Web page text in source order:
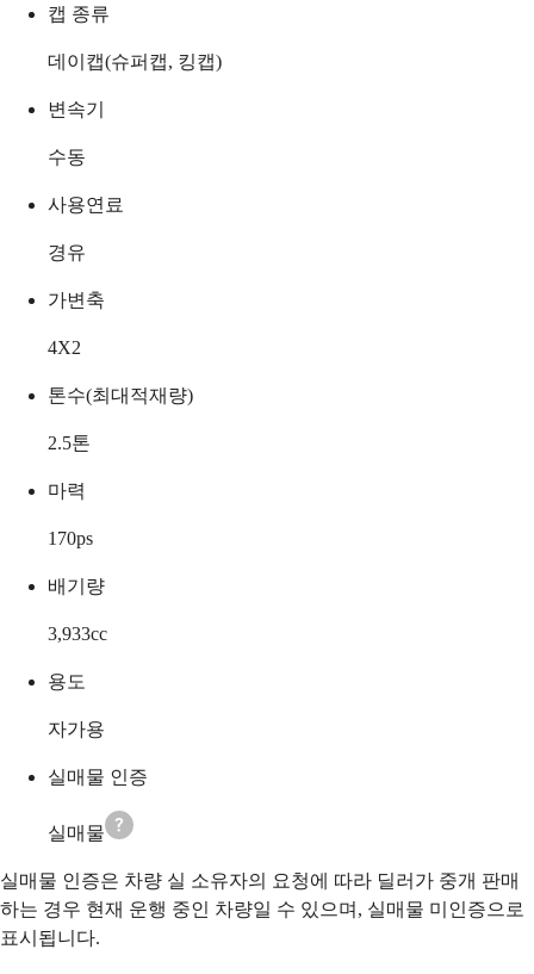
캡 종류
데이캡(슈퍼캡, 킹캡)
변속기
수동
사용연료
경유
가변축
4X2
톤수(최대적재량)
2.5톤
마력
170ps
배기량
3,933cc
용도
자가용
실매물 인증
실매물
실매물 인증은 차량 실 소유자의 요청에 따라 딜러가 중개 판매
하는 경우 현재 운행 중인 차량일 수 있으며, 실매물 미인증으로
표시됩니다.